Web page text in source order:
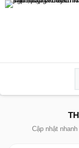
Cập nhật